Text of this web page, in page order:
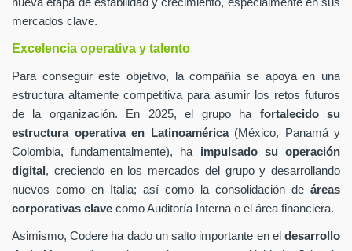
mercados clave.
Excelencia operativa y talento
Para conseguir este objetivo, la compañía se apoya en una
estructura altamente competitiva para asumir los retos futuros
de la organización. En 2025, el grupo ha fortalecido su
estructura operativa en Latinoamérica(México, Panamá y
Colombia, fundamentalmente), ha impulsado su operación
digital , creciendo en los mercados del grupo y desarrollando
nuevos como en Italia; así como la consolidación de áreas
corporativas clave como Auditoría Interna o el área financiera.
Asimismo, Codere ha dado un salto importante en el desarrollo